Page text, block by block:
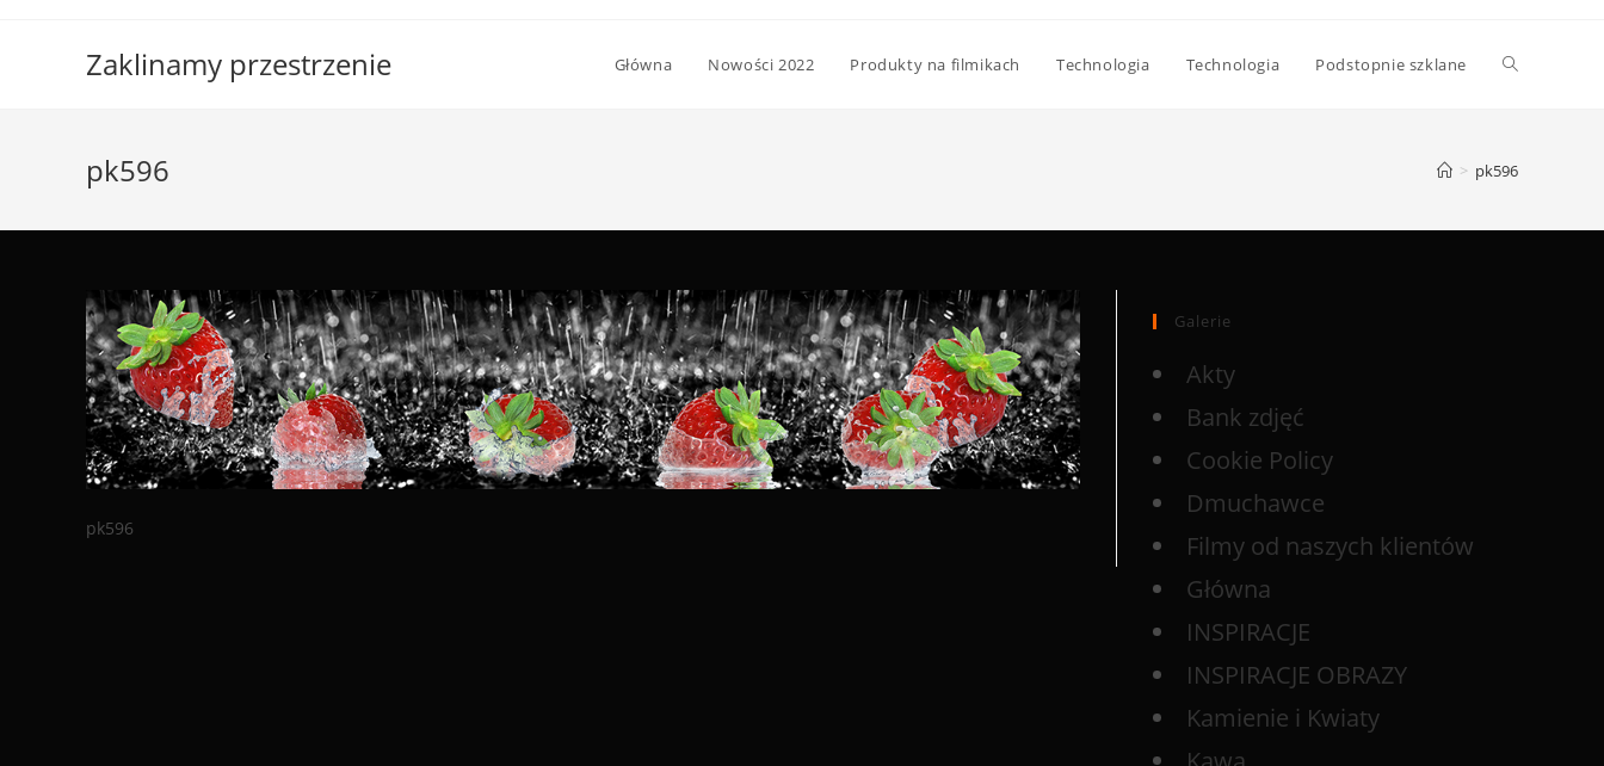
Zaklinamy przestrzenie Główna Nowości 2022 Produkty na filmikach Technologia Technologia Podstopnie szklane
pk596 > pk596
pk596
Galerie
Akty
Bank zdjęć
Cookie Policy
Dmuchawce
Filmy od naszych klientów
Główna
INSPIRACJE
INSPIRACJE OBRAZY
Kamienie i Kwiaty